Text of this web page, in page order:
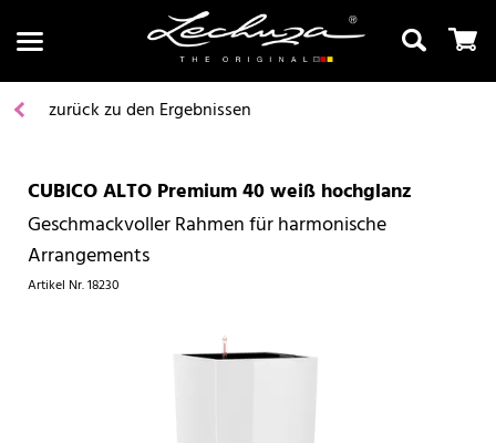
Suchen
zurück zu den Ergebnissen
CUBICO ALTO Premium 40 weiß hochglanz
Geschmackvoller Rahmen für harmonische
Arrangements
Artikel Nr.18230